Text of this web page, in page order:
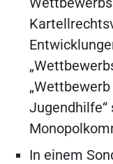
Jugendhilfe“
In einem